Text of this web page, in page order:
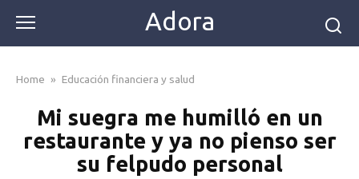
content
Adora
Home » Educación financiera y salud
Mi suegra me humilló en un
restaurante y ya no pienso ser
su felpudo personal